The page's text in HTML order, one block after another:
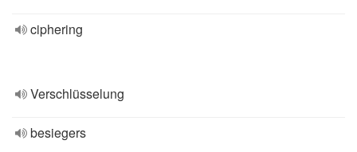
ciphering
Verschlüsselung
besiegers